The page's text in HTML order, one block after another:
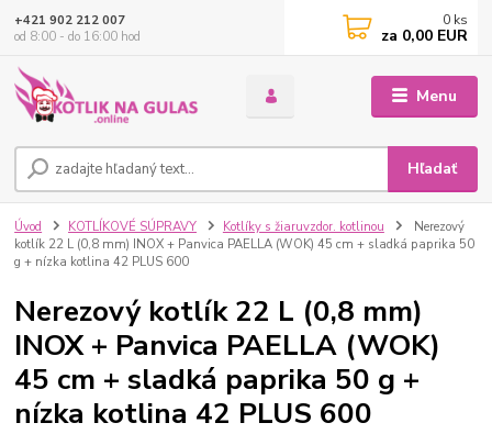
Menu
Hľadať
+421 902 212 007
od 8:00 - do 16:00 hod
0 ks
za 0,00 EUR
Úvod KOTLÍKOVÉ SÚPRAVY Kotlíky s žiaruvzdor. kotlinou
Nerezový
kotlík 22 L (0,8 mm) INOX + Panvica PAELLA (WOK) 45 cm + sladká paprika 50
g + nízka kotlina 42 PLUS 600
Nerezový kotlík 22 L (0,8 mm)
INOX + Panvica PAELLA (WOK)
45 cm + sladká paprika 50 g +
nízka kotlina 42 PLUS 600